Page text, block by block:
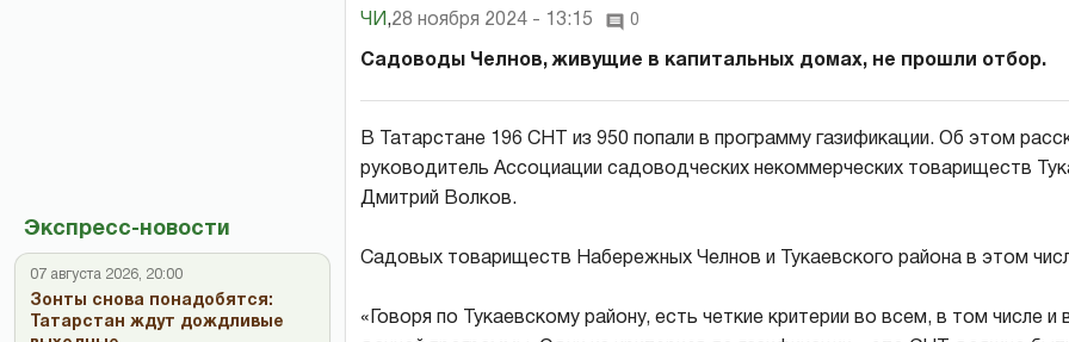
Экспресс-новости
07 августа 2026, 20:00
Зонты снова понадобятся:
Татарстан ждут дождливые
ЧИ ,28 ноября 2024 - 13:15 0
Садоводы Челнов, живущие в капитальных домах, не прошли отбор.
В Татарстане 196 СНТ из 950 попали в программу газификации. Об этом
руководитель Ассоциации садоводческих некоммерческих товариществ
Дмитрий Волков.
Садовых товариществ Набережных Челнов и Тукаевского района в этом
«Говоря по Тукаевскому району, есть четкие критерии во всем, в том числе и